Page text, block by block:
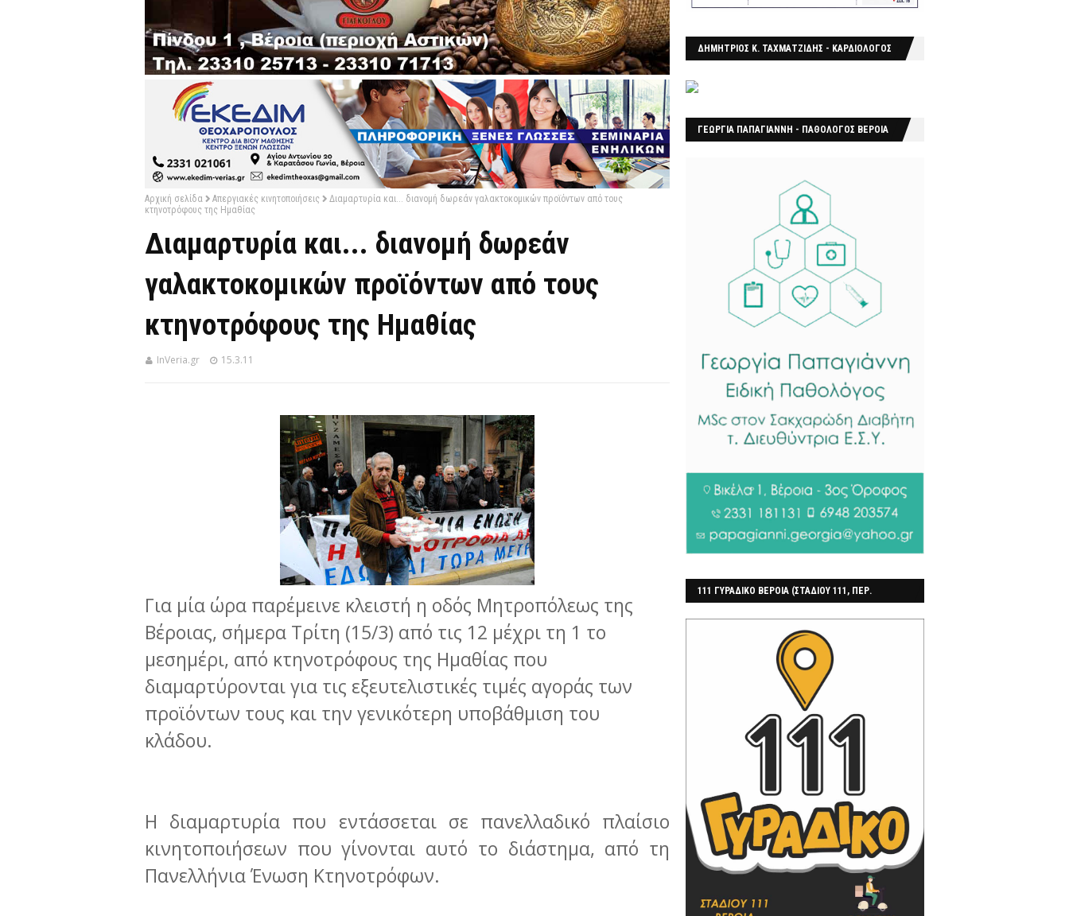
Αρχική σελίδα Απεργιακές κινητοποιήσεις
Διαμαρτυρία και... διανομή δωρεάν γαλακτοκομικών προϊόντων από τους
κτηνοτρόφους της Ημαθίας
Διαμαρτυρία και... διανομή δωρεάν
γαλακτοκομικών προϊόντων από τους
κτηνοτρόφους της Ημαθίας
InVeria.gr 15.3.11
Για μία ώρα παρέμεινε κλειστή η οδός Μητροπόλεως της
Βέροιας, σήμερα Τρίτη (15/3) από τις 12 μέχρι τη 1 το
μεσημέρι, από κτηνοτρόφους της Ημαθίας που
διαμαρτύρονται για τις εξευτελιστικές τιμές αγοράς των
προϊόντων τους και την γενικότερη υποβάθμιση του
κλάδου.
Η διαμαρτυρία που εντάσσεται σε πανελλαδικό πλαίσιο
κινητοποιήσεων που γίνονται αυτό το διάστημα, από τη
Πανελλήνια Ένωση Κτηνοτρόφων.
ΔΗΜΗΤΡΙΟΣ Κ. ΤΑΧΜΑΤΖΙΔΗΣ - ΚΑΡΔΙΟΛΟΓΟΣ
ΓΕΩΡΓΙΑ ΠΑΠΑΓΙΑΝΝΗ - ΠΑΘΟΛΟΓΟΣ ΒΕΡΟΙΑ
111 ΓΥΡΑΔΙΚΟ ΒΕΡΟΙΑ (ΣΤΑΔΙΟΥ 111, ΠΕΡ.